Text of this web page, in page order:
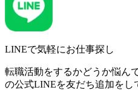
LINEで気軽にお仕事探し
転職活動をするかどうか悩ん
の公式LINEを友だち追加をし